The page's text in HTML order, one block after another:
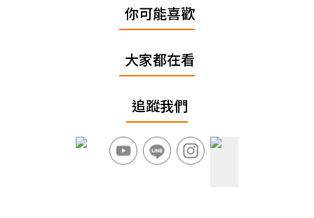
你可能喜歡
大家都在看
追蹤我們